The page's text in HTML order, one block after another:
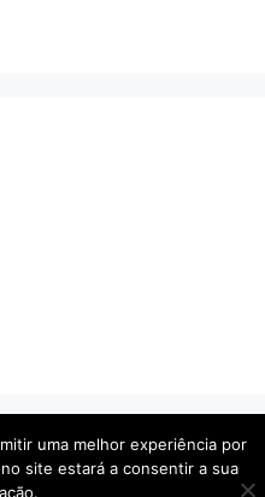
withGeneratePress
uma melhor experiência por
site estará a consentir a sua